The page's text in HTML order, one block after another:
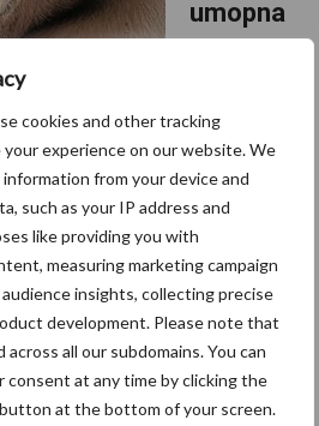
cookies and other tracking
experience on our website. We
from your device and
such as your IP address and
like providing you with
measuring marketing campaign
insights, collecting precise
development. Please note that
all our subdomains. You can
consent at any time by clicking the
at the bottom of your screen.
umopna
me
toevoeging
van
van vleesvarkens vermindert stress
vleeskwaliteit. Wetenschappers van
Laboratory waarschuwen nu
meer
Amandel